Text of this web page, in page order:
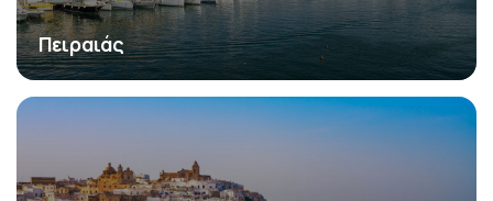
Πειραιάς